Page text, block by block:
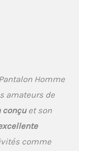
Homme
amateurs de
conçuet son
comme